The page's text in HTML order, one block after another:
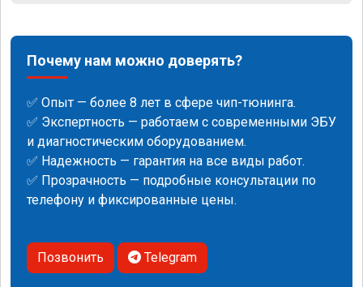
Почему нам можно доверять?
✅ Опыт — более 8 лет в сфере чип-тюнинга.
✅ Экспертность — работаем с современными ЭБУ
и диагностическим оборудованием.
✅ Надежность — гарантия на все виды работ.
✅ Прозрачность — подробные консультации по
телефону и фиксированные цены.
Позвонить Telegram